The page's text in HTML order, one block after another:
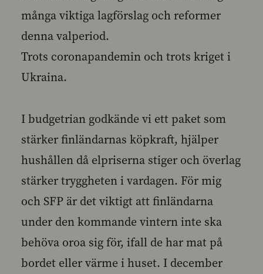
många viktiga lagförslag och reformer
denna valperiod.
Trots coronapandemin och trots kriget i
Ukraina.
I budgetrian godkände vi ett paket som
stärker finländarnas köpkraft, hjälper
hushållen då elpriserna stiger och överlag
stärker tryggheten i vardagen. För mig
och SFP är det viktigt att finländarna
under den kommande vintern inte ska
behöva oroa sig för, ifall de har mat på
bordet eller värme i huset. I december